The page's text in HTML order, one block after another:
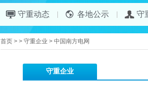
守重动态 各地公示 守
首页 > > 守重企业 > 中国南方电网
守重企业